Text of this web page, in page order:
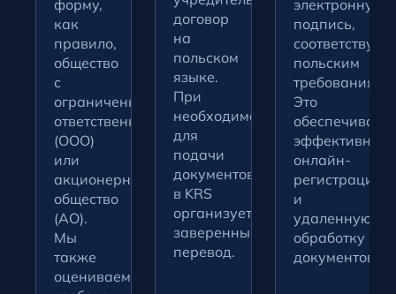
форму,
как
правило,
общество
с
ограниченной
ответственностью
(ООО)
или
акционерное
общество
(АО).
Мы
также
оцениваем
договор
на
польском
языке.
При
необходимости
для
подачи
документов
в KRS
организуется
заверенный
перевод.
электронную
подпись,
польским
требованиям.
Это
обеспечивает
эффективную
онлайн-
регистрацию
и
удаленную
обработку
документов.